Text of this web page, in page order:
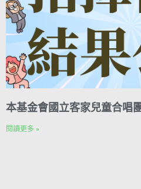
本基金會國立客家兒童合唱
閱讀更多 »